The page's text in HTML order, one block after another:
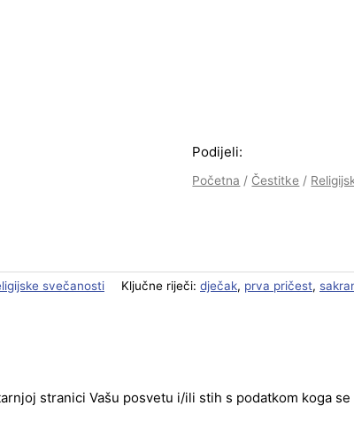
Podijeli:
Početna / Čestitke /
svečanosti Ključne riječi: dječak, prva pričest,
stranici Vašu posvetu i/ili stih s podatkom koga